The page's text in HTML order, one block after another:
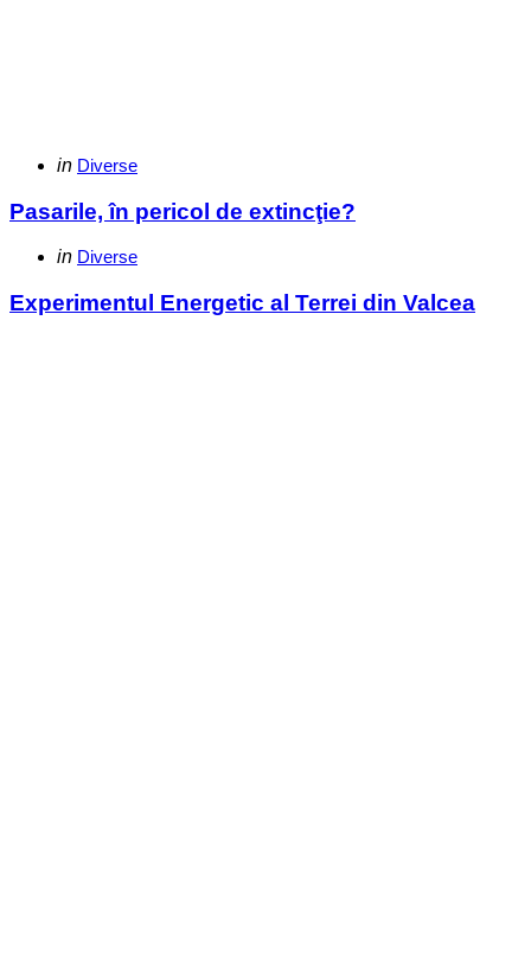
Categories
Posted
in Diverse
Pasarile, în pericol de extincţie?
Categories
Posted
in Diverse
Experimentul Energetic al Terrei din Valcea